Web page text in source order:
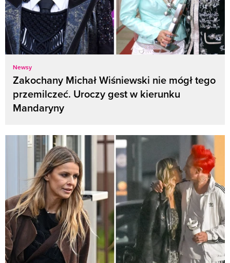
Newsy
Zakochany Michał Wiśniewski nie mógł tego
przemilczeć. Uroczy gest w kierunku
Mandaryny